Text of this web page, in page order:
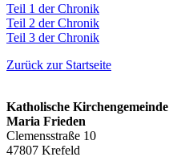
Teil 1 der Chronik
Teil 2 der Chronik
Teil 3 der Chronik
Zurück zur Startseite
Katholische Kirchengemeinde
Maria Frieden
Clemensstraße 10
47807 Krefeld